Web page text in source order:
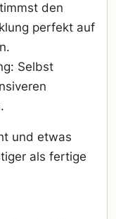
den
perfekt auf
Selbst
und etwas
als fertige